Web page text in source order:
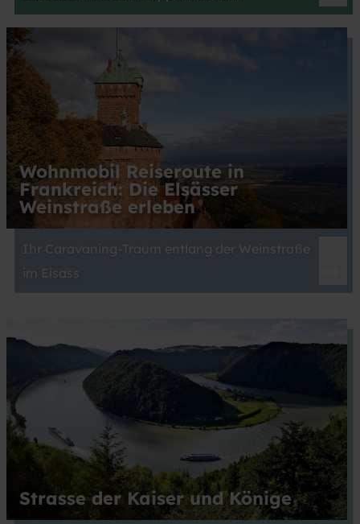
Wohnmobil Reiseroute in
Frankreich: Die Elsässer
Weinstraße erleben
Ihr Caravaning-Traum entlang der Weinstraße
im Elsass
Strasse der Kaiser und Könige